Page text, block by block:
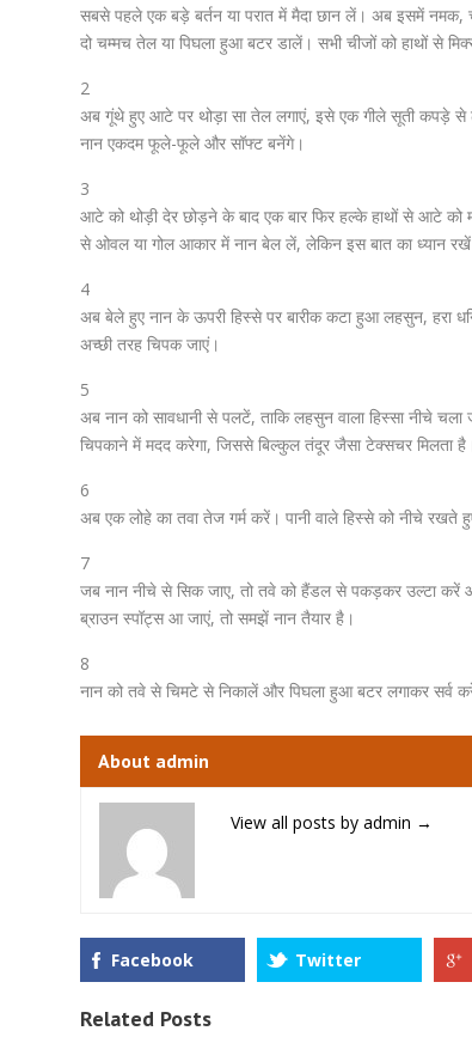
सबसे पहले एक बड़े बर्तन या परात में मैदा छान लें। अब इसमें नमक,
दो चम्मच तेल या पिघला हुआ बटर डालें। सभी चीजों को हाथों से
2
अब गूंथे हुए आटे पर थोड़ा सा तेल लगाएं, इसे एक गीले सूती कपड़े
नान एकदम फूले-फूले और सॉफ्ट बनेंगे।
3
आटे को थोड़ी देर छोड़ने के बाद एक बार फिर हल्के हाथों से आटे
से ओवल या गोल आकार में नान बेल लें, लेकिन इस बात का ध्यान रखें
4
अब बेले हुए नान के ऊपरी हिस्से पर बारीक कटा हुआ लहसुन, हरा
अच्छी तरह चिपक जाएं।
5
अब नान को सावधानी से पलटें, ताकि लहसुन वाला हिस्सा नीचे
चिपकाने में मदद करेगा, जिससे बिल्कुल तंदूर जैसा टेक्सचर मिलता है।
6
अब एक लोहे का तवा तेज गर्म करें। पानी वाले हिस्से को नीचे
7
जब नान नीचे से सिक जाए, तो तवे को हैंडल से पकड़कर उल्टा
ब्राउन स्पॉट्स आ जाएं, तो समझें नान तैयार है।
8
नान को तवे से चिमटे से निकालें और पिघला हुआ बटर लगाकर सर्व
About admin
View all posts by admin →
Facebook Twitter
Related Posts